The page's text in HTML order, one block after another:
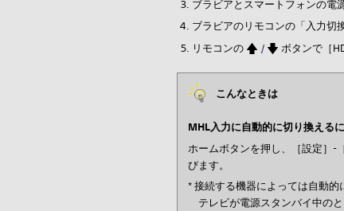
ブラビアとスマートフォンの電
ブラビアのリモコンの「入力切
リモコンの
ボタンで［
こんなときは
MHL入力に自動的に切り換える
ホームボタンを押し、［設定］-
びます。
* 接続する機器によっては自動的
テレビが電源スタンバイ中の